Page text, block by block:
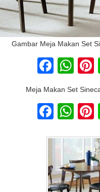
Gambar Meja Makan Set
Meja Makan Set